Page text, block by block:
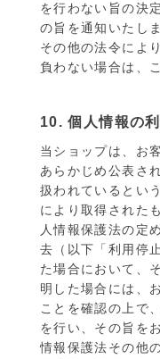
を行わない旨の決
の旨を通知いたし
その他の法令によ
負わない場合は、
10. 個人情報の
当ショップは、お
あらかじめ公表さ
扱われているとい
により取得された
人情報保護法の定
去（以下「利用停
た場合において、
明した場合には、
ことを確認の上で
を行い、その旨を
情報保護法その他